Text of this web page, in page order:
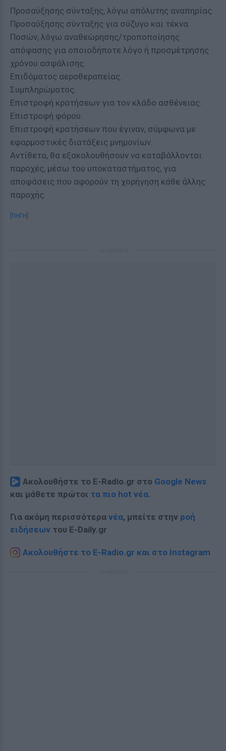
Προσαύξησης σύνταξης, λόγω απόλυτης αναπηρίας.
Προσαύξησης σύνταξης για σύζυγο και τέκνα.
Ποσών, λόγω αναθεώρησης/τροποποίησης
απόφασης για οποιοδήποτε λόγο ή προσμέτρησης
χρόνου ασφάλισης.
Επιδόματος αεροθεραπείας.
Συμπληρώματος.
Επιστροφή κρατήσεων για τον κλάδο ασθένειας.
Επιστροφή φόρου.
Επιστροφή κρατήσεων που έγιναν, σύμφωνα με
εφαρμοστικές διατάξεις μνημονίων.
Αντίθετα, θα εξακολουθήσουν να καταβάλλονται
παροχές, μέσω του υποκαταστήματος, για
αποφάσεις που αφορούν τη χορήγηση κάθε άλλης
παροχής.
[ΠΗΓΗ]
Ακολουθήστε το E-Radio.gr στο Google News
και μάθετε πρώτοι τα πιο hot νέα.
Για ακόμη περισσότερα νέα, μπείτε στην ροή
ειδήσεων του E-Daily.gr
Ακολουθήστε το E-Radio.gr και στο Instagram